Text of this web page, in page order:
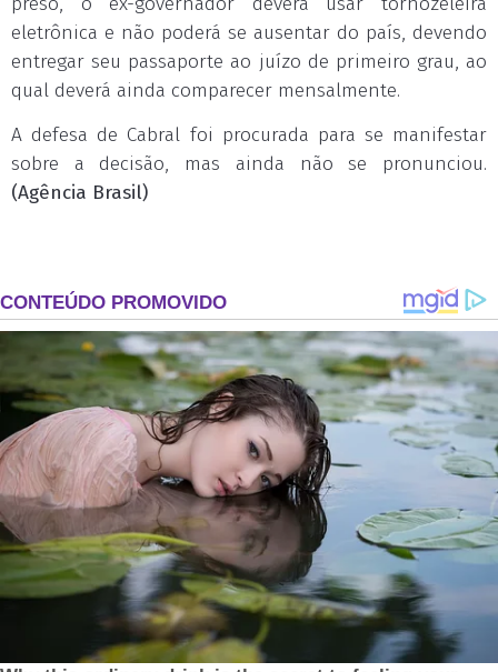
eletrônica e não poderá se ausentar do país, devendo
entregar seu passaporte ao juízo de primeiro grau, ao
qual deverá ainda comparecer mensalmente.
A defesa de Cabral foi procurada para se manifestar
sobre a decisão, mas ainda não se pronunciou.
(Agência Brasil)